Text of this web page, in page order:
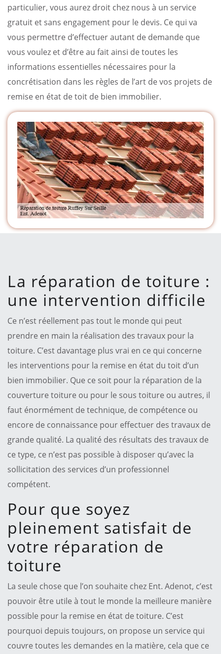
particulier, vous aurez droit chez nous à un service
gratuit et sans engagement pour le devis. Ce qui va
vous permettre d’effectuer autant de demande que
vous voulez et d’être au fait ainsi de toutes les
informations essentielles nécessaires pour la
concrétisation dans les règles de l’art de vos projets de
remise en état de toit de bien immobilier.
La réparation de toiture :
une intervention difficile
Ce n’est réellement pas tout le monde qui peut
prendre en main la réalisation des travaux pour la
toiture. C’est davantage plus vrai en ce qui concerne
les interventions pour la remise en état du toit d’un
bien immobilier. Que ce soit pour la réparation de la
couverture toiture ou pour le sous toiture ou autres, il
faut énormément de technique, de compétence ou
encore de connaissance pour effectuer des travaux de
grande qualité. La qualité des résultats des travaux de
ce type, ce n’est pas possible à disposer qu’avec la
sollicitation des services d’un professionnel
compétent.
Pour que soyez
pleinement satisfait de
votre réparation de
toiture
La seule chose que l’on souhaite chez Ent. Adenot, c’est
pouvoir être utile à tout le monde la meilleure manière
possible pour la remise en état de toiture. C’est
pourquoi depuis toujours, on propose un service qui
couvre toutes les demandes en la matière, cela que ce